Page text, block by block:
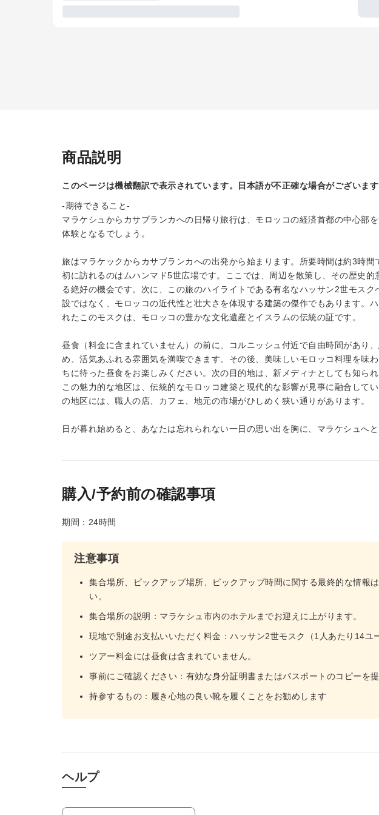
商品説明
このページは機械翻訳で表示されています。日本語が不正確な場合がございます
-期待できること-
マラケシュからカサブランカへの日帰り旅行は、モロッコの経済首都の中心部
体験となるでしょう。
旅はマラケックからカサブランカへの出発から始まります。所要時間は約3時
初に訪れるのはムハンマド5世広場です。ここでは、周辺を散策し、その歴史
る絶好の機会です。次に、この旅のハイライトである有名なハッサン2世モス
設ではなく、モロッコの近代性と壮大さを体現する建築の傑作でもあります。
れたこのモスクは、モロッコの豊かな文化遺産とイスラムの伝統の証です。
昼食（料金に含まれていません）の前に、コルニッシュ付近で自由時間があり
め、活気あふれる雰囲気を満喫できます。その後、美味しいモロッコ料理を味
ちに待った昼食をお楽しみください。次の目的地は、新メディナとしても知ら
この魅力的な地区は、伝統的なモロッコ建築と現代的な影響が見事に融合して
の地区には、職人の店、カフェ、地元の市場がひしめく狭い通りがあります。
日が暮れ始めると、あなたは忘れられない一日の思い出を胸に、マラケシュへと
購入/予約前の確認事項
期間：24時間
注意事項
集合場所、ピックアップ場所、ピックアップ時間に関する最終的な情報
い。
集合場所の説明：マラケシュ市内のホテルまでお迎えに上がります。
現地で別途お支払いいただく料金：ハッサン2世モスク（1人あたり14ユ
ツアー料金には昼食は含まれていません。
事前にご確認ください：有効な身分証明書またはパスポートのコピーを
持参するもの：履き心地の良い靴を履くことをお勧めします
ヘルプ